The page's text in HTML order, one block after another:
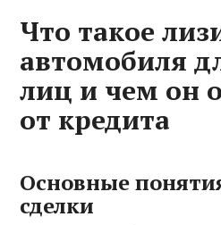
Что такое
автомобиля
лиц и чем он
от кредита
Основные
сделки